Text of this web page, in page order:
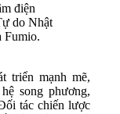
điện
do Nhật
Fumio.
triển mạnh mẽ,
song phương,
tác chiến lược